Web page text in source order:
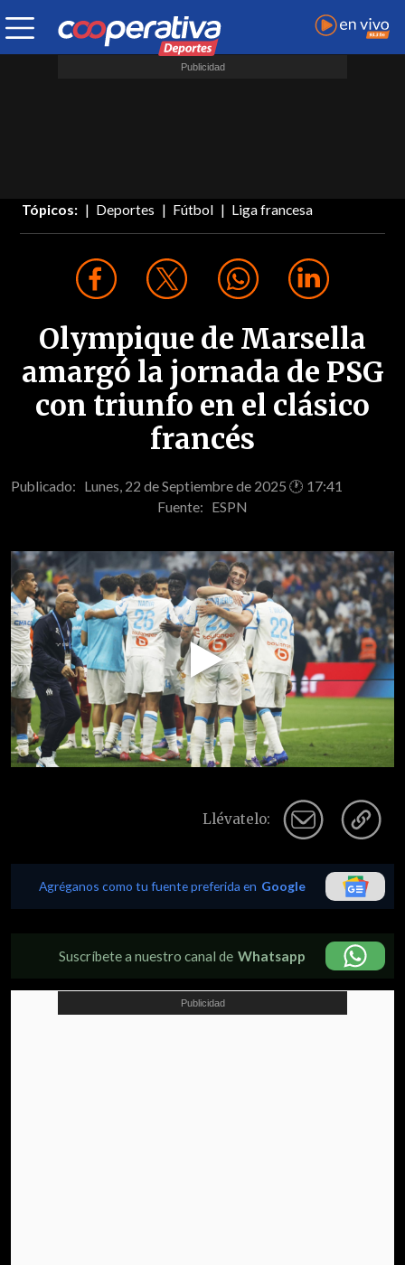
Tópicos: Deportes Fútbol Liga francesa
Olympique de Marsella
amargó la jornada de PSG
con triunfo en el clásico
francés
Publicado: Lunes, 22 de Septiembre de 2025 🕐 17:41
Fuente: ESPN
Play
Video
Llévatelo:
Agréganos como tu fuente preferida en Google
Suscríbete a nuestro canal de Whatsapp